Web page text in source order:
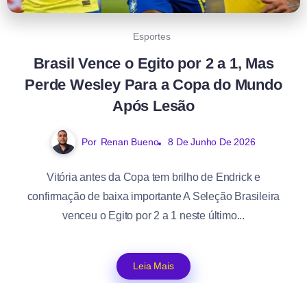
Esportes
Brasil Vence o Egito por 2 a 1, Mas
Perde Wesley Para a Copa do Mundo
Após Lesão
Por Renan Bueno 8 De Junho De 2026
Vitória antes da Copa tem brilho de Endrick e
confirmação de baixa importante A Seleção Brasileira
venceu o Egito por 2 a 1 neste último...
Leia Mais